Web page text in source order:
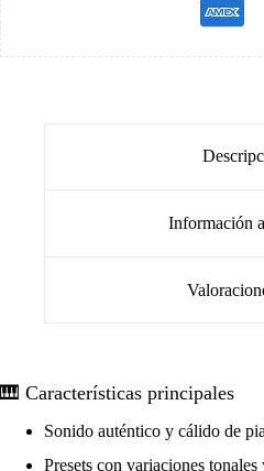
Información
🎹 Características principales
Sonido auténtico y cálido de
Presets con variaciones